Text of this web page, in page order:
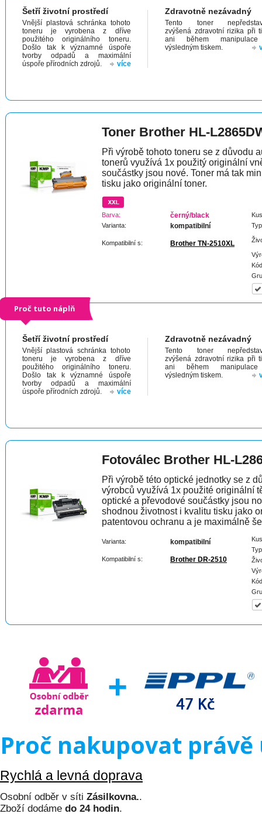
Šetří životní prostředí
Vnější plastová schránka tohoto
toneru je vyrobena z dříve
použitého originálního toneru.
Došlo tak k významné úspoře
tvorby odpadů a maximální
úspoře přírodních zdrojů.
více
Zdravotně nezávadný
Tento toner
zvýšená zdravotní rizika při
ani během
výsledným tiskem.
Toner Brother HL-
Při výrobě tohoto toneru se z důvodu
tonerů využívá 1x použitý originální
součástky jsou nové. Toner má tak
tisku jako originální toner.
Barva: černý/black
Varianta: kompatibilní
Kompatibilní s: Brother TN-2510XL
Proč tuto náplň
Šetří životní prostředí
Vnější plastová schránka tohoto
toneru je vyrobena z dříve
použitého originálního toneru.
Došlo tak k významné úspoře
tvorby odpadů a maximální
úspoře přírodních zdrojů.
více
Zdravotně nezávadný
Tento toner
zvýšená zdravotní rizika při
ani během
výsledným tiskem.
Fotoválec Brother HL-
Při výrobě této optické jednotky se z
výrobců využívá 1x použité originální
optické a převodové součástky jsou
shodnou životnost i kvalitu tisku jako
patentovou ochranu a je maximálně
Varianta: kompatibilní
Kompatibilní s: Brother DR-2510
Proč nakupovat právě
Rychlá a levná doprava
Osobní odběr v síti Zásilkovna..
Zboží dodáme do 24 hodin.